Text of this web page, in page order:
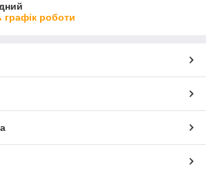
графік роботи